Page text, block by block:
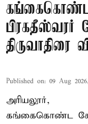
கங்கைகொண்ட
பிரகதீஸ்வரர்
திருவாதிரை
Published on: 09 Aug
அரியலூர்,
கங்கைகொண்ட